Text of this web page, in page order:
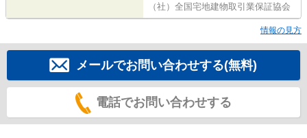
（社）全国宅地建物取引業保証協会
情報の見方
メールでお問い合わせする(無料)
電話でお問い合わせする